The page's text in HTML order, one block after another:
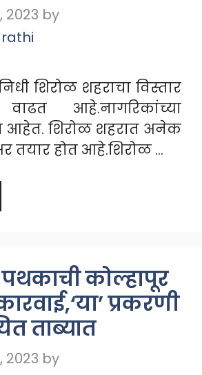
2023 by
शिरोळ शहराचा विस्तार
आहे.नागरिकांच्या
आहेत. शिरोळ शहरात अनेक
तयार होत आहे.शिरोळ …
कोल्हापूर
प्रकरणी
ताब्यात
2023 by